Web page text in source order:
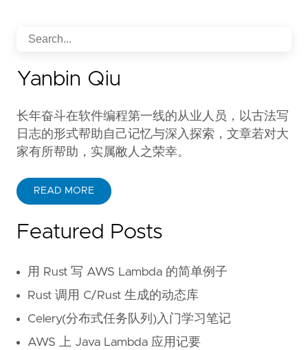
Yanbin Qiu
长年奋斗在软件编程第一线的从业人员，以古法写
日志的形式帮助自己记忆与深入探索，文章若对大
家有所帮助，实属敝人之荣幸。
READ MORE
Featured Posts
用 Rust 写 AWS Lambda 的简单例子
Rust 调用 C/Rust 生成的动态库
Celery(分布式任务队列)入门学习笔记
AWS 上 Java Lambda 应用记要